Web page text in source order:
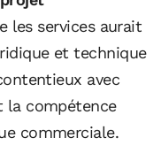
les services aurait
et technique
avec
la compétence
commerciale.